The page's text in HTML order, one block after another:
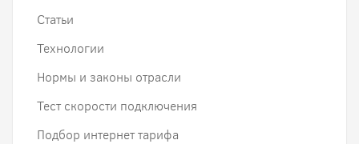
Статьи
Технологии
Нормы и законы отрасли
Тест скорости подключения
Подбор интернет тарифа